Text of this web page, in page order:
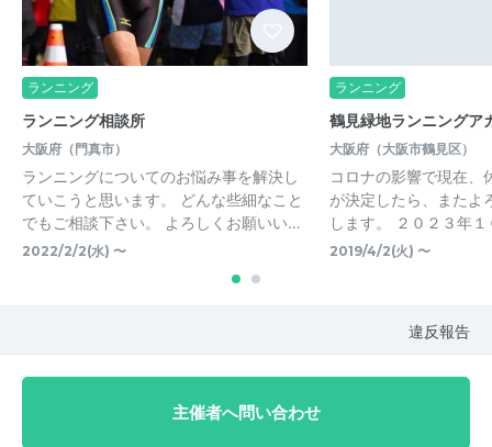
ランニング
ランニング相談所
大阪府（門真市）
ランニングについてのお悩み事を解決し
ていこうと思います。 どんな些細なこと
でもご相談下さい。 よろしくお願いい…
2022/2/2(水) 〜
ランニング
鶴見緑地ランニングア
大阪府（大阪市鶴見区）
コロナの影響で現在、
が決定したら、またよ
します。 ２０２３年
2019/4/2(火) 〜
違反報告
主催者へ問い合わせ